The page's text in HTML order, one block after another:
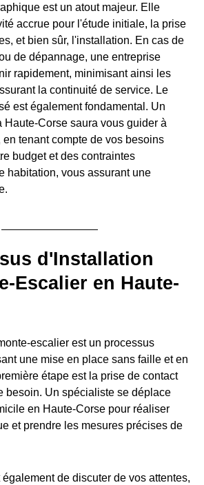
est un atout majeur. Elle
accrue pour l'étude initiale, la prise
et bien sûr, l'installation. En cas de
de dépannage, une entreprise
rapidement, minimisant ainsi les
la continuité de service. Le
est également fondamental. Un
Haute-Corse saura vous guider à
tenant compte de vos besoins
budget et des contraintes
habitation, vous assurant une
d'Installation
Escalier en Haute-
escalier est un processus
une mise en place sans faille et en
étape est la prise de contact
besoin. Un spécialiste se déplace
en Haute-Corse pour réaliser
et prendre les mesures précises de
de discuter de vos attentes,